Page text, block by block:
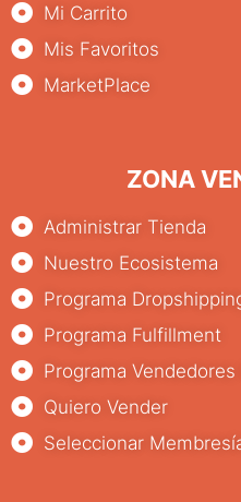
Mi Carrito
Mis Favoritos
MarketPlace
ZONA
Administrar Tienda
Nuestro Ecosistema
Programa
Programa Fulfillment
Programa
Quiero Vender
Seleccionar